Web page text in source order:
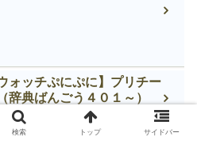
ォッチぷにぷに】プリチー
辞典ばんごう４０１～）
更新
検索 トップ サイドバー